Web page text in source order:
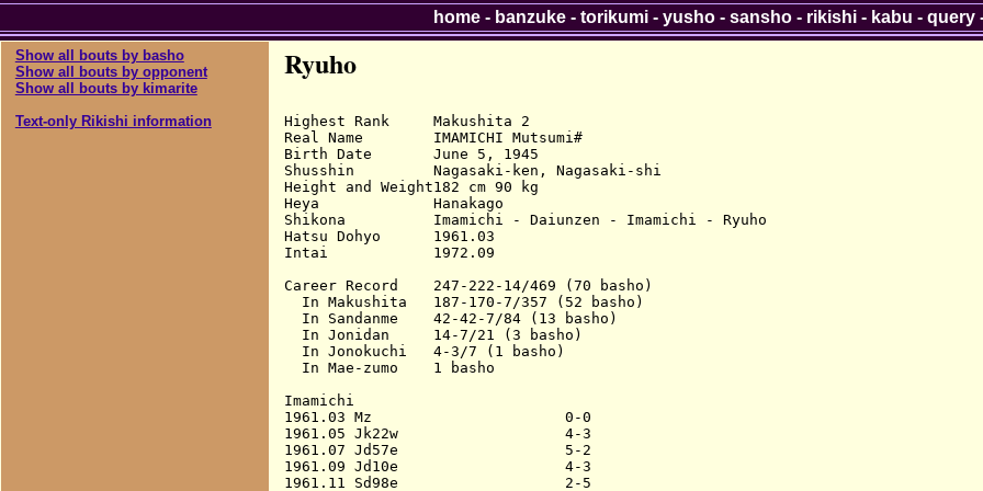
Show all bouts by basho
Show all bouts by opponent
Show all bouts by kimarite
Text-only Rikishi information
Ryuho
Highest Rank     Makushita 2
Real Name        IMAMICHI Mutsumi#
Birth Date       June 5, 1945
Shusshin         Nagasaki-ken, Nagasaki-shi
Height and Weight182 cm 90 kg
Heya             Hanakago
Shikona          Imamichi - Daiunzen - Imamichi - Ryuho
Hatsu Dohyo      1961.03
Intai            1972.09
Career Record    247-222-14/469 (70 basho)
  In Makushita   187-170-7/357 (52 basho)
  In Sandanme    42-42-7/84 (13 basho)
  In Jonidan     14-7/21 (3 basho)
  In Jonokuchi   4-3/7 (1 basho)
  In Mae-zumo    1 basho
Imamichi
1961.03 Mz                      0-0
1961.05 Jk22w                   4-3
1961.07 Jd57e                   5-2
1961.09 Jd10e                   4-3
1961.11 Sd98e                   2-5
home- banzuke- torikumi- yusho- sansho- rikishi- kabu - query